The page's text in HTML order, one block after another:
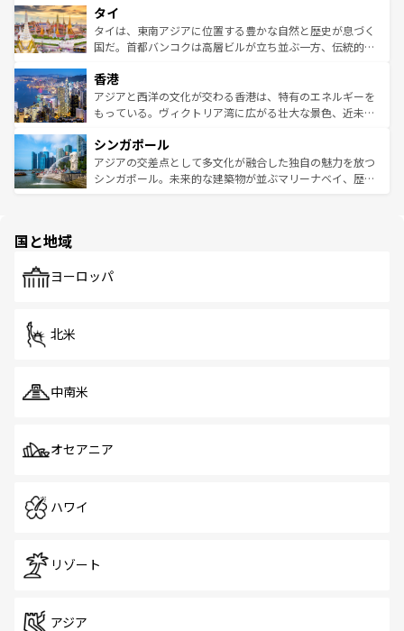
リティに包まれながら、韓国の多彩な魅力を心ゆくまで味
わってみてほしい。 なお、新着の韓国情報はコンテンツ一
覧を参照してほしい。
急速な発展と共に伝統が息づく。ハノイの古い町並みやホ
ーチミン市のフランス統治時代の建物も、独特の雰囲気を
醸し出している。また、バラエティの豊かさとおいしさで
とつ。フォーやバインミー、ベトナムコーヒーなどは、ぜ
ひ現地で味わいたい。どの地域を訪れてもあたたかい人々
が旅行者を迎えてくれるので、きっと忘れられない旅にな
参照してほしい。
タイ
タイは、東南アジアに位置する豊かな自然と歴史が息づく
国だ。首都バンコクは高層ビルが立ち並ぶ一方、伝統的な
の活気が交差している。北部ではチェンマイなどの山岳地
帯で自然と触れ合い、南部ではプーケットやクラビの美し
いビーチでリゾート気分を楽しむことができる。タイ料理
激する。気候は一年中温暖で、どの季節にも異なる楽しみ
が待っている。親しみやすいタイの人々、仏教を中心とし
た文化、そして多様な観光資源が、訪れる旅人を魅了し続
香港
アジアと西洋の文化が交わる香港は、特有のエネルギーを
もっている。ヴィクトリア湾に広がる壮大な景色、近未来
み、どこを訪れても感動するはず。観光スポットが密集し
ており、効率よく見どころを回れるのも魅力。息をのむよ
うな絶景から文化的な体験まで、香港を存分に楽しみ尽く
シンガポール
アジアの交差点として多文化が融合した独自の魅力を放つ
シンガポール。未来的な建築物が並ぶマリーナベイ、歴史
で、ホーカーズは地元の風情を楽しめる外せないスポット
国と地域
ヨーロッパ
北米
中南米
オセアニア
ハワイ
リゾート
アジア